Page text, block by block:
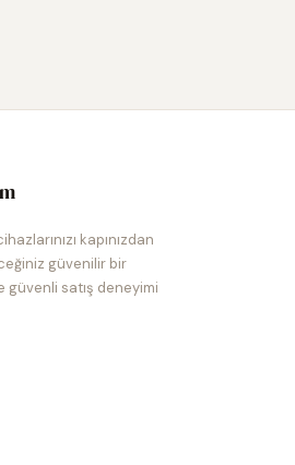
kapınızdan
güvenilir bir
güvenli satış deneyimi